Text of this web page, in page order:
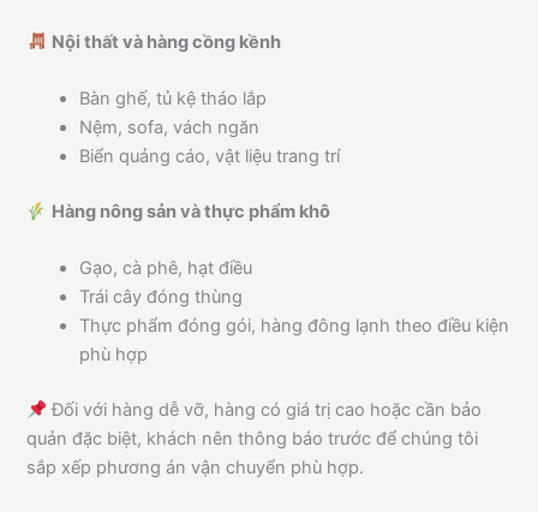
Nội thất và hàng cồng kềnh
Bàn ghế, tủ kệ tháo lắp
Nệm, sofa, vách ngăn
Biển quảng cáo, vật liệu trang trí
Hàng nông sản và thực phẩm khô
Gạo, cà phê, hạt điều
Trái cây đóng thùng
Thực phẩm đóng gói, hàng đông lạnh theo điều kiện
phù hợp
Đối với hàng dễ vỡ, hàng có giá trị cao hoặc cần bảo
quản đặc biệt, khách nên thông báo trước để chúng tôi
sắp xếp phương án vận chuyển phù hợp.